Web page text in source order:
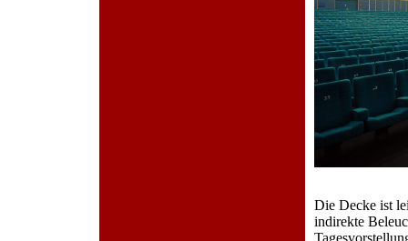
Die Decke ist
indirekte